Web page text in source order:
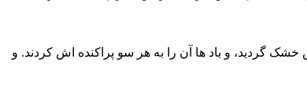
خشک گردید، و باد ها آن را به هر سو پراکنده اش کردند. و